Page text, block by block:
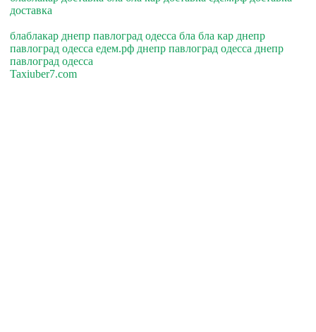
доставка
блаблакар днепр павлоград одесса бла бла кар днепр
павлоград одесса едем.рф днепр павлоград одесса днепр
павлоград одесса
Taxiuber7.com